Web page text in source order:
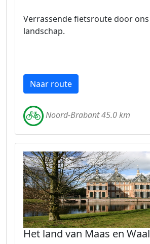
Verrassende fietsroute door
landschap.
Naar route
Noord-Brabant 45.0 km
Het land van Maas en Waal